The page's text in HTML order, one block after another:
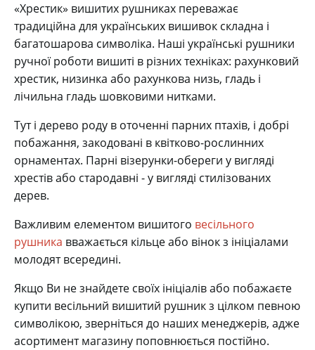
«Хрестик» вишитих рушниках переважає
традиційна для українських вишивок складна і
багатошарова символіка. Наші українські рушники
ручної роботи вишиті в різних техніках: рахунковий
хрестик, низинка або рахункова низь, гладь і
лічильна гладь шовковими нитками.
Тут і дерево роду в оточенні парних птахів, і добрі
побажання, закодовані в квітково-рослинних
орнаментах. Парні візерунки-обереги у вигляді
хрестів або стародавні - у вигляді стилізованих
дерев.
Важливим елементом вишитого весільного
рушника вважається кільце або вінок з ініціалами
молодят всередині.
Якщо Ви не знайдете своїх ініціалів або побажаєте
купити весільний вишитий рушник з цілком певною
символікою, зверніться до наших менеджерів, адже
асортимент магазину поповнюється постійно.